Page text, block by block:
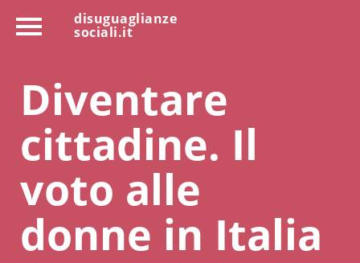
disuguaglianze
sociali.it
Diventare
cittadine. Il
voto alle
donne in Italia